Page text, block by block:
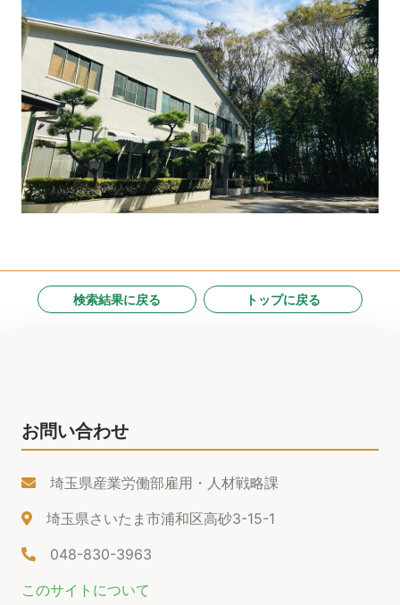
検索結果に戻る トップに戻る
お問い合わせ
埼玉県産業労働部雇用・人材戦略課
埼玉県さいたま市浦和区高砂3-15-1
048-830-3963
このサイトについて